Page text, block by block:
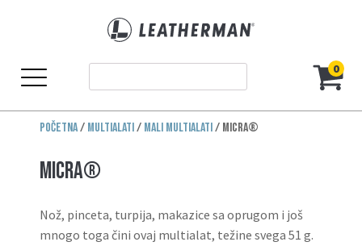
0
Početna/ Multialati/ Mali multialati/ MICRA®
MICRA®
Nož, pinceta, turpija, makazice sa oprugom i još
mnogo toga čini ovaj multialat, težine svega 51 g.